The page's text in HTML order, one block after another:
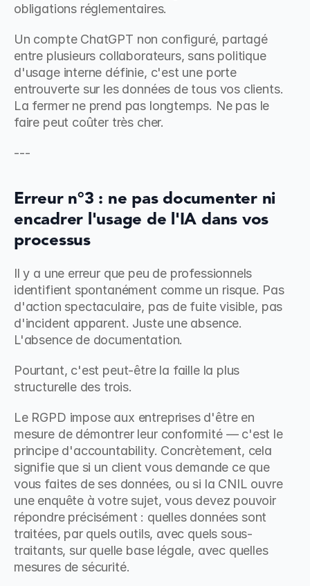
obligations réglementaires.
Un compte ChatGPT non configuré, partagé
entre plusieurs collaborateurs, sans politique
d'usage interne définie, c'est une porte
entrouverte sur les données de tous vos clients.
La fermer ne prend pas longtemps. Ne pas le
faire peut coûter très cher.
---
Erreur n°3 : ne pas documenter ni
encadrer l'usage de l'IA dans vos
processus
Il y a une erreur que peu de professionnels
identifient spontanément comme un risque. Pas
d'action spectaculaire, pas de fuite visible, pas
d'incident apparent. Juste une absence.
L'absence de documentation.
Pourtant, c'est peut-être la faille la plus
structurelle des trois.
Le RGPD impose aux entreprises d'être en
mesure de démontrer leur conformité — c'est le
principe d'accountability. Concrètement, cela
signifie que si un client vous demande ce que
vous faites de ses données, ou si la CNIL ouvre
une enquête à votre sujet, vous devez pouvoir
répondre précisément : quelles données sont
traitées, par quels outils, avec quels sous-
traitants, sur quelle base légale, avec quelles
mesures de sécurité.